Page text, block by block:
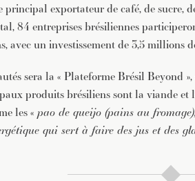
principal exportateur de café, de sucre,
84 entreprises brésiliennes
avec un investissement de 3,5 millions
sera la « Plateforme Brésil Beyond
produits brésiliens sont la viande
les « pao de queijo (pains au
qui sert à faire des jus et des